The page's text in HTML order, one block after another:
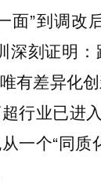
面”到调改
深刻证明
有差异化
行业已进
一个“同质